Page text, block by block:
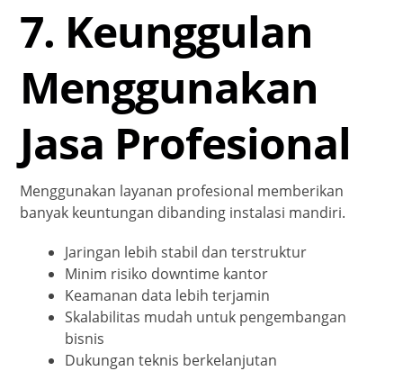
7. Keunggulan
Menggunakan
Jasa Profesional
Menggunakan layanan profesional memberikan
banyak keuntungan dibanding instalasi mandiri.
Jaringan lebih stabil dan terstruktur
Minim risiko downtime kantor
Keamanan data lebih terjamin
Skalabilitas mudah untuk pengembangan
bisnis
Dukungan teknis berkelanjutan